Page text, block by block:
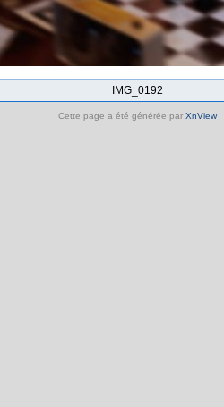
IMG_0192
Cette page a été générée par XnView